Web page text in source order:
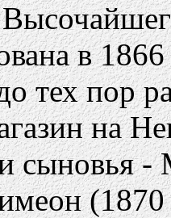
в
тех пор
на
сыновья -